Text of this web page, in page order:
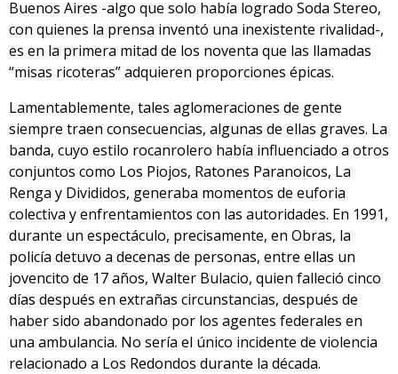
Buenos Aires -algo que solo había logrado Soda Stereo,
con quienes la prensa inventó una inexistente rivalidad-,
es en la primera mitad de los noventa que las llamadas
“misas ricoteras” adquieren proporciones épicas.
Lamentablemente, tales aglomeraciones de gente
siempre traen consecuencias, algunas de ellas graves. La
banda, cuyo estilo rocanrolero había influenciado a otros
conjuntos como Los Piojos, Ratones Paranoicos, La
Renga y Divididos, generaba momentos de euforia
colectiva y enfrentamientos con las autoridades. En 1991,
durante un espectáculo, precisamente, en Obras, la
policía detuvo a decenas de personas, entre ellas un
jovencito de 17 años, Walter Bulacio, quien falleció cinco
días después en extrañas circunstancias, después de
haber sido abandonado por los agentes federales en
una ambulancia. No sería el único incidente de violencia
relacionado a Los Redondos durante la década.